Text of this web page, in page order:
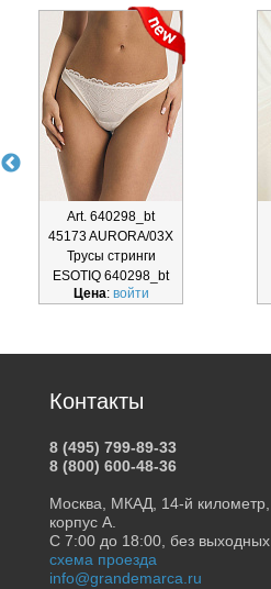
Art. 640298_bt
45173 AURORA/03X
Трусы стринги
ESOTIQ 640298_bt
Цена: войти
Контакты
8 (495) 799-89-33
8 (800) 600-48-36
Москва, МКАД, 14-й
корпус А.
С 7:00 до 18:00, без выходных
схема проезда
info@grandemarca.ru